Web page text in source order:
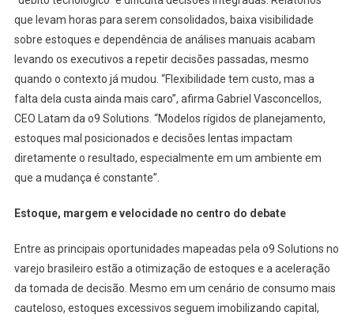
que levam horas para serem consolidados, baixa visibilidade
sobre estoques e dependência de análises manuais acabam
levando os executivos a repetir decisões passadas, mesmo
quando o contexto já mudou. “Flexibilidade tem custo, mas a
falta dela custa ainda mais caro”, afirma Gabriel Vasconcellos,
CEO Latam da o9 Solutions. “Modelos rígidos de planejamento,
estoques mal posicionados e decisões lentas impactam
diretamente o resultado, especialmente em um ambiente em
que a mudança é constante”.
Estoque, margem e velocidade no centro do debate
Entre as principais oportunidades mapeadas pela o9 Solutions no
varejo brasileiro estão a otimização de estoques e a aceleração
da tomada de decisão. Mesmo em um cenário de consumo mais
cauteloso, estoques excessivos seguem imobilizando capital,